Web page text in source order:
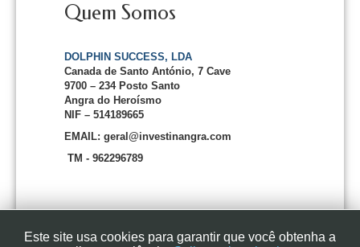
Quem Somos
DOLPHIN SUCCESS, LDA
Canada de Santo António, 7 Cave
9700 – 234 Posto Santo
Angra do Heroísmo
NIF – 514189665
EMAIL: geral@investinangra.com
TM - 962296789
Este site usa cookies para garantir que você obtenha a